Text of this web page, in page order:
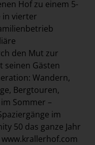
Hof zu einem 5-
in vierter
den Mut zur
seinen Gästen
Wandern,
Bergtouren,
Sommer –
im
50 das ganze Jahr
www.krallerhof.com